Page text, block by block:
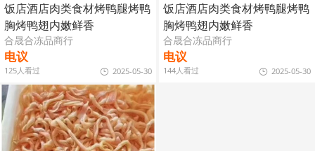
饭店酒店肉类食材烤鸭腿烤鸭
胸烤鸭翅内嫩鲜香
合晟合冻品商行
电议
125人看过 2025-05-30
饭店酒店肉类食材烤鸭腿烤鸭
胸烤鸭翅内嫩鲜香
合晟合冻品商行
电议
144人看过 2025-05-30